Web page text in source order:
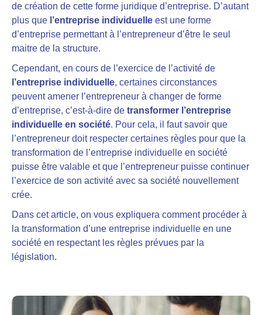
de création de cette forme juridique d’entreprise. D’autant
plus que l’entreprise individuelle est une forme
d’entreprise permettant à l’entrepreneur d’être le seul
maitre de la structure.
Cependant, en cours de l’exercice de l’activité de
l’entreprise individuelle, certaines circonstances
peuvent amener l’entrepreneur à changer de forme
d’entreprise, c’est-à-dire de transformer l’entreprise
individuelle en société. Pour cela, il faut savoir que
l’entrepreneur doit respecter certaines règles pour que la
transformation de l’entreprise individuelle en société
puisse être valable et que l’entrepreneur puisse continuer
l’exercice de son activité avec sa société nouvellement
crée.
Dans cet article, on vous expliquera comment procéder à
la transformation d’une entreprise individuelle en une
société en respectant les règles prévues par la
législation.